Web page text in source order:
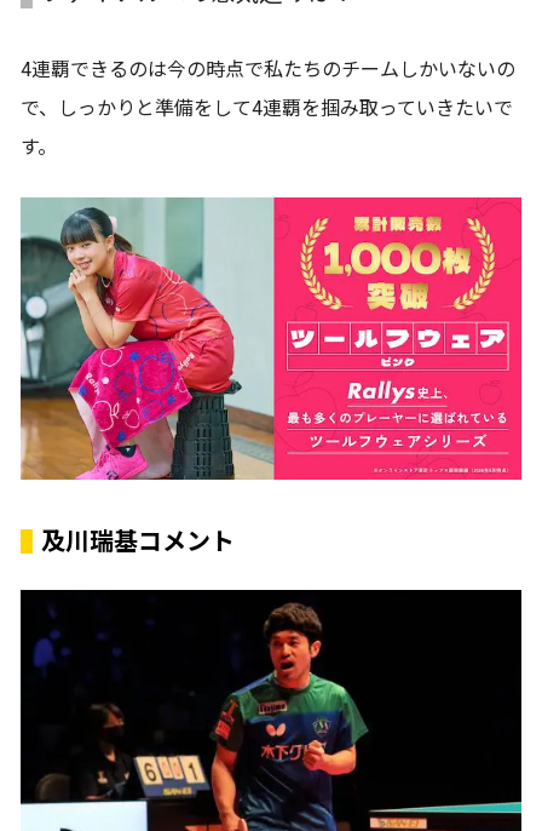
4連覇できるのは今の時点で私たちのチームしかいないの
で、しっかりと準備をして4連覇を掴み取っていきたいで
す。
及川瑞基コメント